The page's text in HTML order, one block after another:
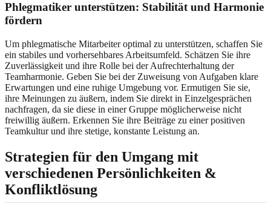
Phlegmatiker unterstützen: Stabilität und Harmonie
fördern
Um phlegmatische Mitarbeiter optimal zu unterstützen, schaffen Sie
ein stabiles und vorhersehbares Arbeitsumfeld. Schätzen Sie ihre
Zuverlässigkeit und ihre Rolle bei der Aufrechterhaltung der
Teamharmonie. Geben Sie bei der Zuweisung von Aufgaben klare
Erwartungen und eine ruhige Umgebung vor. Ermutigen Sie sie,
ihre Meinungen zu äußern, indem Sie direkt in Einzelgesprächen
nachfragen, da sie diese in einer Gruppe möglicherweise nicht
freiwillig äußern. Erkennen Sie ihre Beiträge zu einer positiven
Teamkultur und ihre stetige, konstante Leistung an.
Strategien für den Umgang mit
verschiedenen Persönlichkeiten &
Konfliktlösung